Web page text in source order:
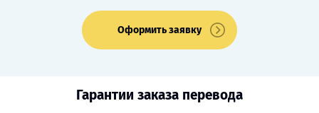
Оформить заявку
Гарантии заказа перевода